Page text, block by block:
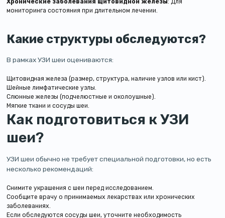
Хронические заболевания щитовидной железы: Для
мониторинга состояния при длительном лечении.
Какие структуры обследуются?
В рамках УЗИ шеи оцениваются:
Щитовидная железа (размер, структура, наличие узлов или кист).
Шейные лимфатические узлы.
Слюнные железы (подчелюстные и околоушные).
Мягкие ткани и сосуды шеи.
Как подготовиться к УЗИ
шеи?
УЗИ шеи обычно не требует специальной подготовки, но есть
несколько рекомендаций:
Снимите украшения с шеи перед исследованием.
Сообщите врачу о принимаемых лекарствах или хронических
заболеваниях.
Если обследуются сосуды шеи, уточните необходимость